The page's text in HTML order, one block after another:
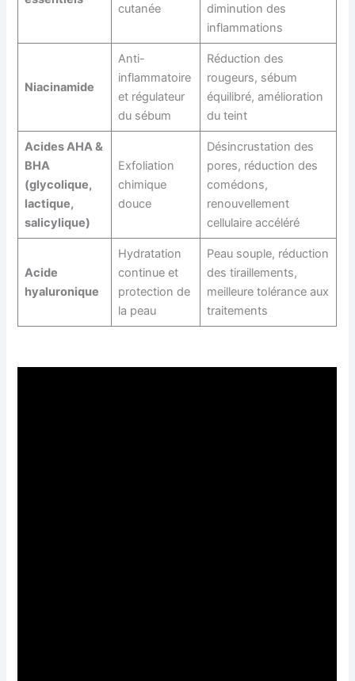
cutanée
diminution des
inflammations
Niacinamide
Anti-
inflammatoire
et régulateur
du sébum
Réduction des
rougeurs, sébum
équilibré, amélioration
du teint
Acides AHA &
BHA
(glycolique,
lactique,
salicylique)
Exfoliation
chimique
douce
Désincrustation des
pores, réduction des
comédons,
renouvellement
cellulaire accéléré
Acide
hyaluronique
Hydratation
continue et
protection de
la peau
Peau souple, réduction
des tiraillements,
meilleure tolérance aux
traitements